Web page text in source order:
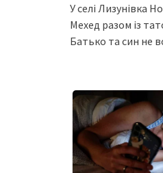
У селі Лизунівка
Мехед разом із
Батько та син не